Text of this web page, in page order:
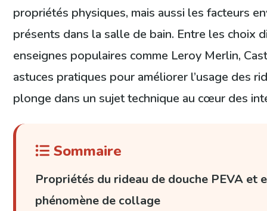
propriétés physiques, mais aussi les facteurs
présents dans la salle de bain. Entre les choix
enseignes populaires comme Leroy Merlin,
astuces pratiques pour améliorer l’usage des
plonge dans un sujet technique au cœur des
Sommaire
Propriétés du rideau de douche PEVA et
phénomène de collage